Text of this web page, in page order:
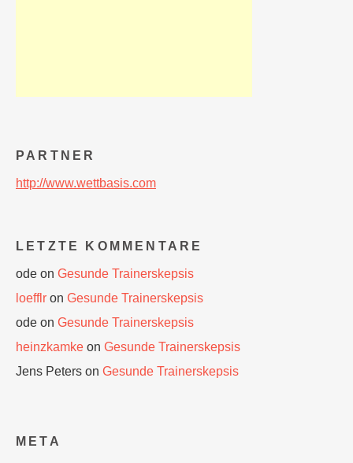
PARTNER
http://www.wettbasis.com
LETZTE KOMMENTARE
ode on Gesunde Trainerskepsis
loefflr on Gesunde Trainerskepsis
ode on Gesunde Trainerskepsis
heinzkamke on Gesunde Trainerskepsis
Jens Peters on Gesunde Trainerskepsis
META